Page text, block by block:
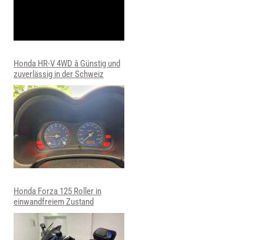
Honda HR-V 4WD â Günstig und
zuverlässig in der Schweiz
Honda Forza 125 Roller in
einwandfreiem Zustand